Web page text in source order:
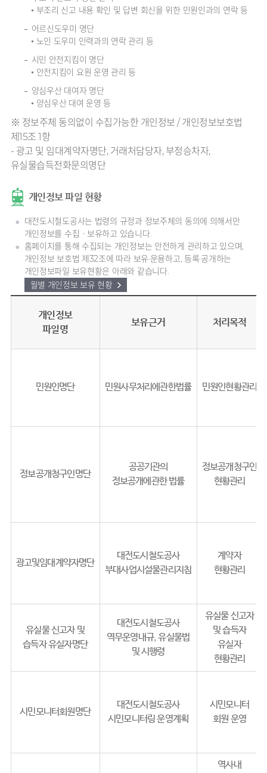
부조리 신고 내용 확인 및 답변 회신을 위한 민원인과의 연락 등
어르신도우미 명단
노인 도우미 인력과의 연락 관리 등
시민 안전지킴이 명단
안전지킴이 요원 운영 관리 등
양심우산 대여자 명단
양심우산 대여 운영 등
※ 정보주체 동의없이 수집가능한 개인정보 / 개인정보보호법
제15조 1항
- 광고 및 임대계약자명단, 거래처담당자, 부정승차자,
유실물습득전화문의명단
개인정보 파일 현황
대전도시철도공사는 법령의 규정과 정보주체의 동의에 의해서만
개인정보를 수집ㆍ보유하고 있습니다.
홈페이지를 통해 수집되는 개인정보는 안전하게 관리하고 있으며,
개인정보 보호법 제32조에 따라 보유·운용하고, 등록·공개하는
개인정보파일 보유현황은 아래와 같습니다.
월별 개인정보 보유 현황
개인정보
파일명
보유근거 처리목적
민원인명단 민원사무처리에관한법률 민원인현황관리
정보공개청구인명단
공공기관의
정보공개에관한 법률
정보공개청구인
현황관리
광고및임대계약자명단
대전도시철도공사
부대사업시설물관리지침
계약자
현황관리
유실물 신고자 및
습득자 유실자명단
대전도시철도공사
역무운영내규, 유실물법
및 시행령
유실물 신고자
및 습득자
유실자
현황관리
시민모니터회원명단
대전도시철도공사
시민모니터링 운영계획
시민모니터
회원 운영
역사내